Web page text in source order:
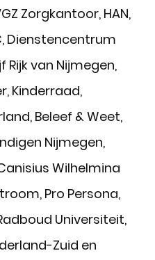
Zorgkantoor, HAN,
Dienstencentrum
Rijk van Nijmegen,
Kinderraad,
Beleef & Weet,
Nijmegen,
Wilhelmina
Pro Persona,
Universiteit,
Zuid en